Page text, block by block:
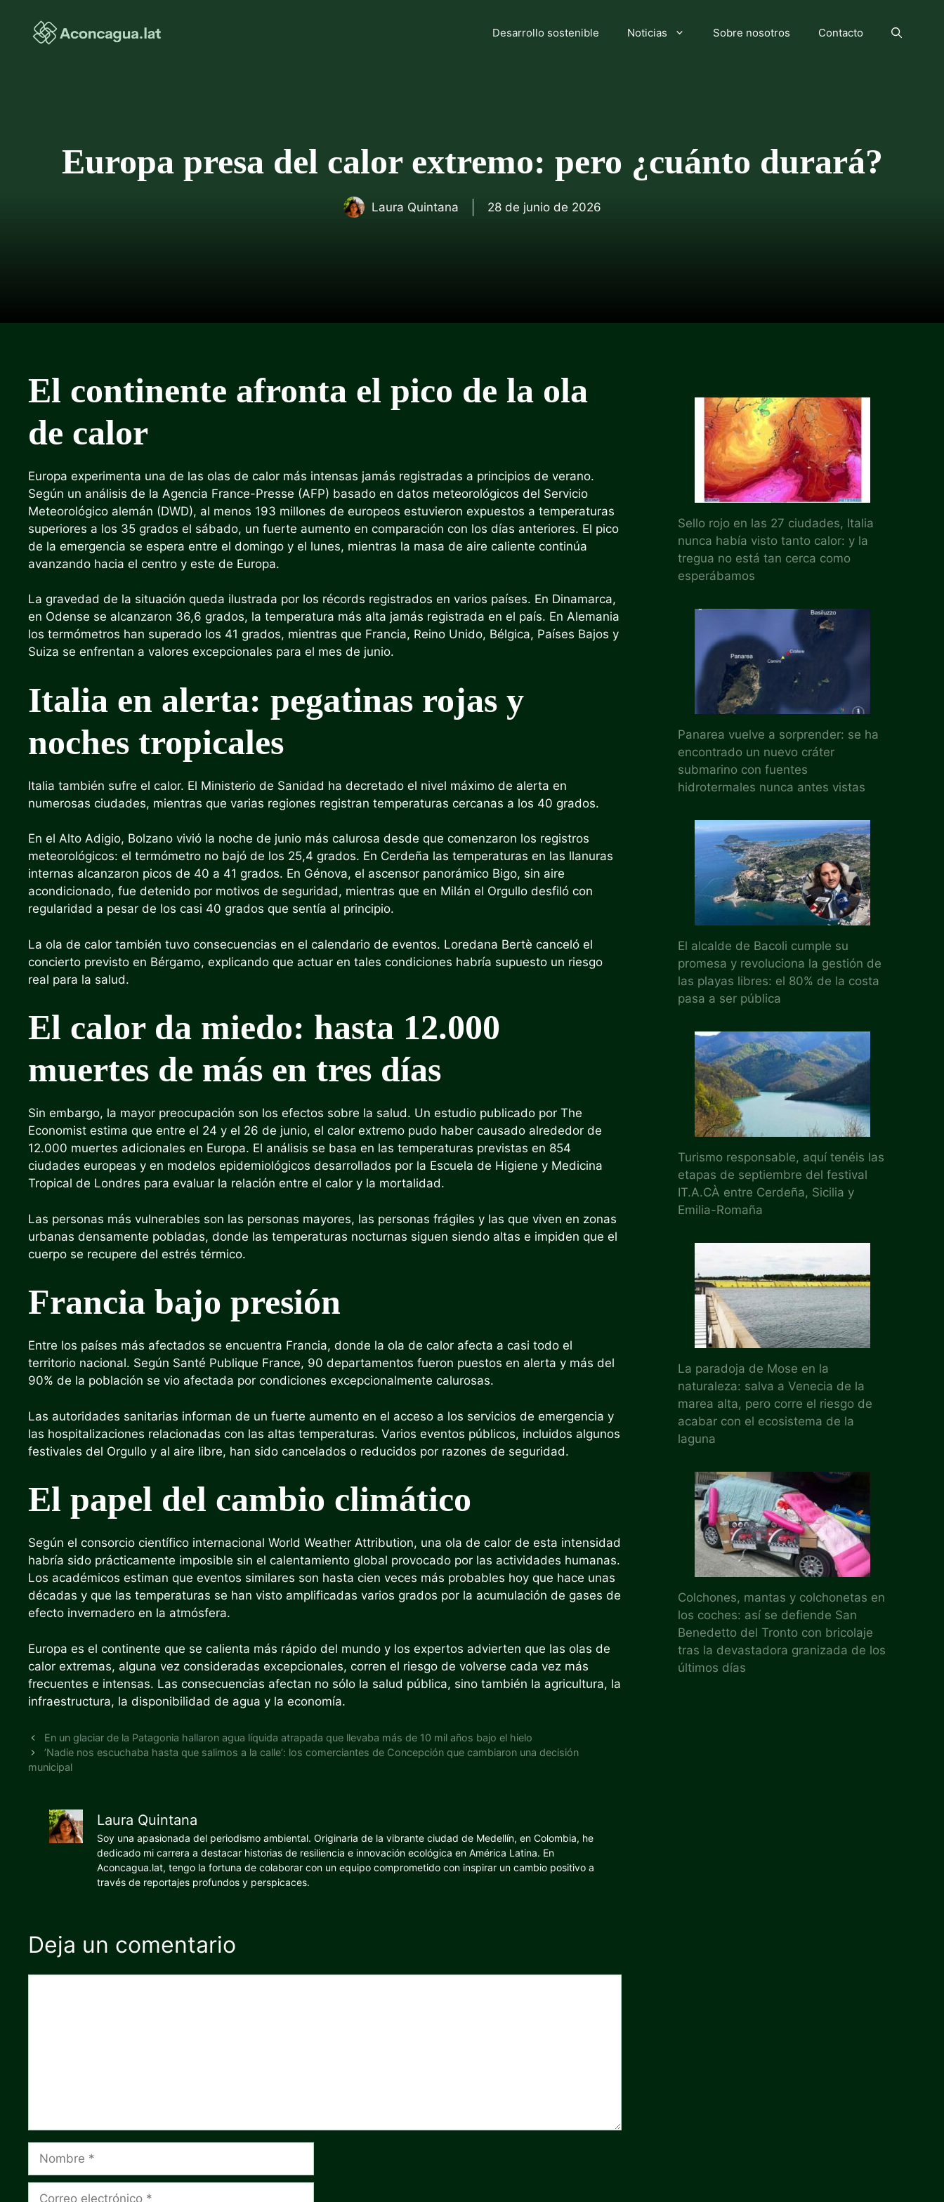
contenido
Desarrollo sostenible Noticias Sobre nosotros Contacto
Europa presa del calor extremo: pero ¿cuánto durará?
Laura Quintana 28 de junio de 2026
El continente afronta el pico de la ola
de calor
Europa experimenta una de las olas de calor más intensas jamás registradas a principios de verano.
Según un análisis de la Agencia France-Presse (AFP) basado en datos meteorológicos del Servicio
Meteorológico alemán (DWD), al menos 193 millones de europeos estuvieron expuestos a temperaturas
superiores a los 35 grados el sábado, un fuerte aumento en comparación con los días anteriores. El pico
de la emergencia se espera entre el domingo y el lunes, mientras la masa de aire caliente continúa
avanzando hacia el centro y este de Europa.
La gravedad de la situación queda ilustrada por los récords registrados en varios países. En Dinamarca,
en Odense se alcanzaron 36,6 grados, la temperatura más alta jamás registrada en el país. En Alemania
los termómetros han superado los 41 grados, mientras que Francia, Reino Unido, Bélgica, Países Bajos y
Suiza se enfrentan a valores excepcionales para el mes de junio.
Italia en alerta: pegatinas rojas y
noches tropicales
Italia también sufre el calor. El Ministerio de Sanidad ha decretado el nivel máximo de alerta en
numerosas ciudades, mientras que varias regiones registran temperaturas cercanas a los 40 grados.
En el Alto Adigio, Bolzano vivió la noche de junio más calurosa desde que comenzaron los registros
meteorológicos: el termómetro no bajó de los 25,4 grados. En Cerdeña las temperaturas en las llanuras
internas alcanzaron picos de 40 a 41 grados. En Génova, el ascensor panorámico Bigo, sin aire
acondicionado, fue detenido por motivos de seguridad, mientras que en Milán el Orgullo desfiló con
regularidad a pesar de los casi 40 grados que sentía al principio.
La ola de calor también tuvo consecuencias en el calendario de eventos. Loredana Bertè canceló el
concierto previsto en Bérgamo, explicando que actuar en tales condiciones habría supuesto un riesgo
real para la salud.
El calor da miedo: hasta 12.000
muertes de más en tres días
Sin embargo, la mayor preocupación son los efectos sobre la salud. Un estudio publicado por The
Economist estima que entre el 24 y el 26 de junio, el calor extremo pudo haber causado alrededor de
12.000 muertes adicionales en Europa. El análisis se basa en las temperaturas previstas en 854
ciudades europeas y en modelos epidemiológicos desarrollados por la Escuela de Higiene y Medicina
Tropical de Londres para evaluar la relación entre el calor y la mortalidad.
Las personas más vulnerables son las personas mayores, las personas frágiles y las que viven en zonas
urbanas densamente pobladas, donde las temperaturas nocturnas siguen siendo altas e impiden que el
cuerpo se recupere del estrés térmico.
Francia bajo presión
Entre los países más afectados se encuentra Francia, donde la ola de calor afecta a casi todo el
territorio nacional. Según Santé Publique France, 90 departamentos fueron puestos en alerta y más del
90% de la población se vio afectada por condiciones excepcionalmente calurosas.
Las autoridades sanitarias informan de un fuerte aumento en el acceso a los servicios de emergencia y
las hospitalizaciones relacionadas con las altas temperaturas. Varios eventos públicos, incluidos algunos
festivales del Orgullo y al aire libre, han sido cancelados o reducidos por razones de seguridad.
El papel del cambio climático
Según el consorcio científico internacional World Weather Attribution, una ola de calor de esta intensidad
habría sido prácticamente imposible sin el calentamiento global provocado por las actividades humanas.
Los académicos estiman que eventos similares son hasta cien veces más probables hoy que hace unas
décadas y que las temperaturas se han visto amplificadas varios grados por la acumulación de gases de
efecto invernadero en la atmósfera.
Europa es el continente que se calienta más rápido del mundo y los expertos advierten que las olas de
calor extremas, alguna vez consideradas excepcionales, corren el riesgo de volverse cada vez más
frecuentes e intensas. Las consecuencias afectan no sólo la salud pública, sino también la agricultura, la
infraestructura, la disponibilidad de agua y la economía.
En un glaciar de la Patagonia hallaron agua líquida atrapada que llevaba más de 10 mil años bajo el hielo
ʼNadie nos escuchaba hasta que salimos a la calleʼ: los comerciantes de Concepción que cambiaron una decisión
municipal
Laura Quintana
Soy una apasionada del periodismo ambiental. Originaria de la vibrante ciudad de Medellín, en Colombia, he
dedicado mi carrera a destacar historias de resiliencia e innovación ecológica en América Latina. En
Aconcagua.lat, tengo la fortuna de colaborar con un equipo comprometido con inspirar un cambio positivo a
través de reportajes profundos y perspicaces.
Deja un comentario
Nombre
Correo
Sello rojo en las 27 ciudades, Italia
nunca había visto tanto calor: y la
tregua no está tan cerca como
esperábamos
Panarea vuelve a sorprender: se ha
encontrado un nuevo cráter
submarino con fuentes
hidrotermales nunca antes vistas
El alcalde de Bacoli cumple su
promesa y revoluciona la gestión de
las playas libres: el 80% de la costa
pasa a ser pública
Turismo responsable, aquí tenéis las
etapas de septiembre del festival
IT.A.CÀ entre Cerdeña, Sicilia y
Emilia-Romaña
La paradoja de Mose en la
naturaleza: salva a Venecia de la
marea alta, pero corre el riesgo de
acabar con el ecosistema de la
laguna
Colchones, mantas y colchonetas en
los coches: así se defiende San
Benedetto del Tronto con bricolaje
tras la devastadora granizada de los
últimos días